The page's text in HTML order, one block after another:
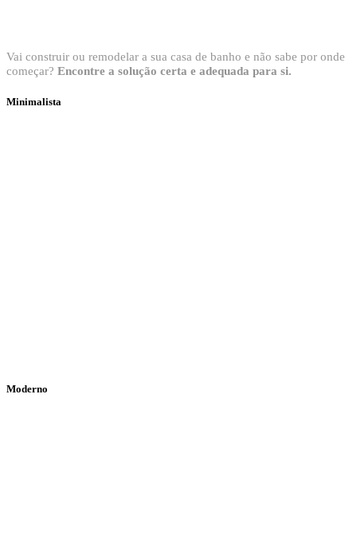
Vai construir ou remodelar a sua casa de banho e não sabe por onde
começar? Encontre a solução certa e adequada para si.
Minimalista
Moderno